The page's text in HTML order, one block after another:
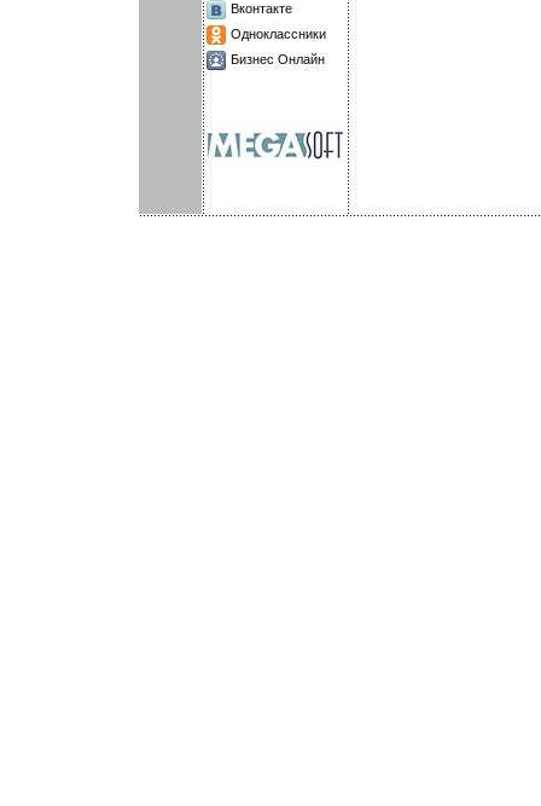
Вконтакте
Одноклассники
Бизнес Онлайн